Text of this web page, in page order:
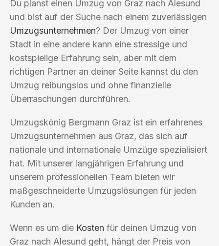
Du planst einen Umzug von Graz nach Alesund
und bist auf der Suche nach einem zuverlässigen
Umzugsunternehmen? Der Umzug von einer
Stadt in eine andere kann eine stressige und
kostspielige Erfahrung sein, aber mit dem
richtigen Partner an deiner Seite kannst du den
Umzug reibungslos und ohne finanzielle
Überraschungen durchführen.
Umzugskönig Bergmann Graz ist ein erfahrenes
Umzugsunternehmen aus Graz, das sich auf
nationale und internationale Umzüge spezialisiert
hat. Mit unserer langjährigen Erfahrung und
unserem professionellen Team bieten wir
maßgeschneiderte Umzugslösungen für jeden
Kunden an.
Wenn es um die Kosten für deinen Umzug von
Graz nach Alesund geht, hängt der Preis von